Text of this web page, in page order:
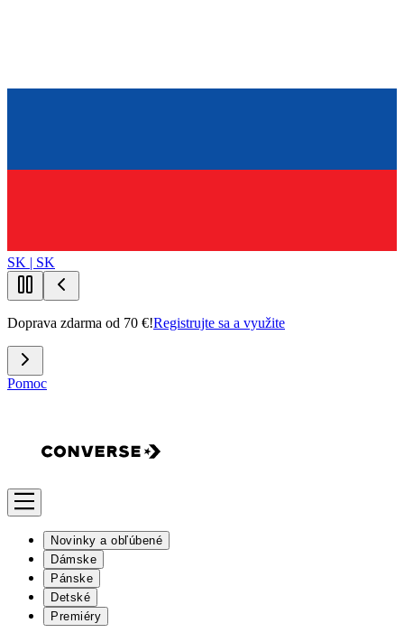
SK | SK
Doprava zdarma od 70 €!Registrujte sa a využite
Pomoc
Novinky a obľúbené
Dámske
Pánske
Detské
Premiéry